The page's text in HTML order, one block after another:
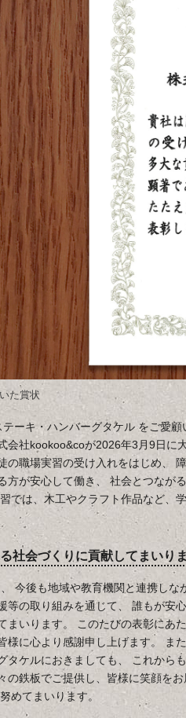
た賞状
ーキ・ハンバーグタケル をご愛
会社kookoo&coが2026年3月9日に
の職場実習の受け入れをはじめ、
方が安心して働き、 社会とつなが
では、木工やクラフト作品など、
社会づくりに貢献してまいりま
今後も地域や教育機関と連携しな
等の取り組みを通じて、 誰もが安
まいります。 このたびの表彰にあ
様に心より感謝申し上げます。 ま
タケルにおきましても、 これから
の鉄板でご提供し、皆様に笑顔をお
めてまいります。